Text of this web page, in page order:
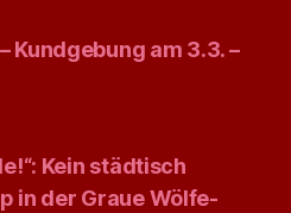
Kundgebung am 3.3. –
Kein städtisch
in der Graue Wölfe-